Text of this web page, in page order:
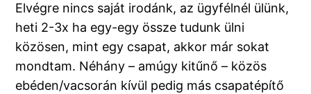
Elvégre nincs saját irodánk, az ügyfélnél ülünk,
heti 2-3x ha egy-egy össze tudunk ülni
közösen, mint egy csapat, akkor már sokat
mondtam. Néhány – amúgy kitűnő – közös
ebéden/vacsorán kívül pedig más csapatépítő